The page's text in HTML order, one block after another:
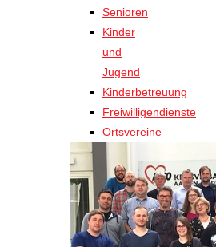
Senioren
Kinder
und
Jugend
Kinderbetreuung
Freiwilligendienste
Ortsvereine